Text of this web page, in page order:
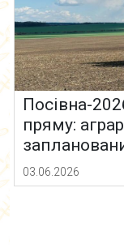
Посівна-
пряму:
03.06.2026